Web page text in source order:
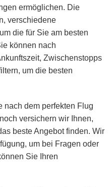
ermöglichen. Die
verschiedene
die für Sie am besten
können nach
Zwischenstopps
um die besten
nach dem perfekten Flug
versichern wir Ihnen,
beste Angebot finden. Wir
um bei Fragen oder
Sie Ihren